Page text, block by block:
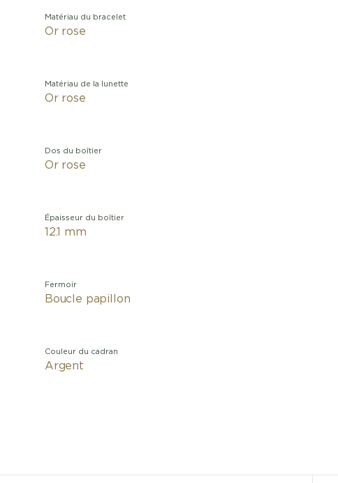
Matériau du bracelet
Or rose
Matériau de la lunette
Or rose
Dos du boîtier
Or rose
Épaisseur du boîtier
12.1 mm
Fermoir
Boucle papillon
Couleur du cadran
Argent